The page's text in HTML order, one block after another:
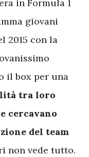
in Formula 1
giovani
2015 con la
il box per una
tra loro
cercavano
del team
non vede tutto.